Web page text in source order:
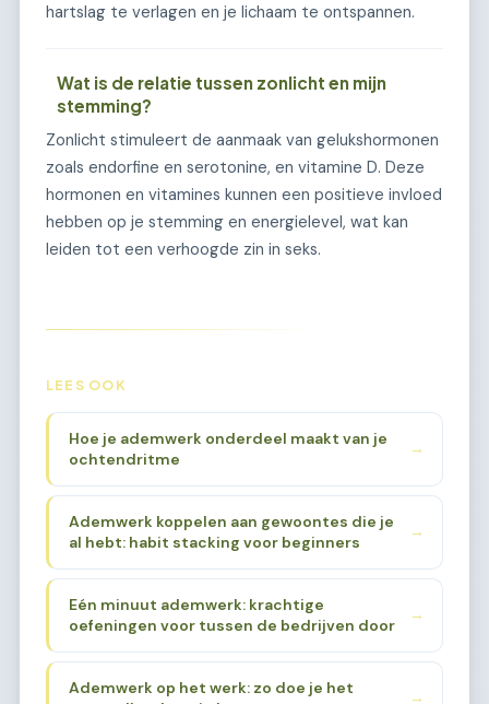
hartslag te verlagen en je lichaam te ontspannen.
Wat is de relatie tussen zonlicht en mijn
stemming?
Zonlicht stimuleert de aanmaak van gelukshormonen
zoals endorfine en serotonine, en vitamine D. Deze
hormonen en vitamines kunnen een positieve invloed
hebben op je stemming en energielevel, wat kan
leiden tot een verhoogde zin in seks.
LEES OOK
Hoe je ademwerk onderdeel maakt van je
ochtendritme
→
Ademwerk koppelen aan gewoontes die je
al hebt: habit stacking voor beginners
→
Eén minuut ademwerk: krachtige
oefeningen voor tussen de bedrijven door
→
Ademwerk op het werk: zo doe je het
→